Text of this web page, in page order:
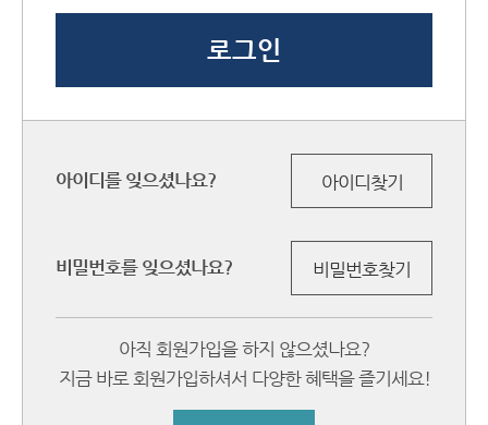
아이디를 잊으셨나요? 아이디찾기
비밀번호를 잊으셨나요? 비밀번호찾기
아직 회원가입을 하지 않으셨나요?
지금 바로 회원가입하셔서 다양한 혜택을 즐기세요!